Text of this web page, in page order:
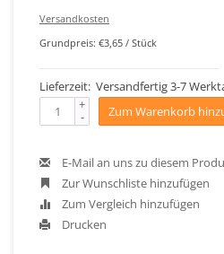
Versandkosten
Grundpreis: €3,65 / Stück
Lieferzeit: Versandfertig 3-7
+
- Zum Warenkorb
E-Mail an uns zu diesem
Zur Wunschliste hinzufügen
Zum Vergleich hinzufügen
Drucken